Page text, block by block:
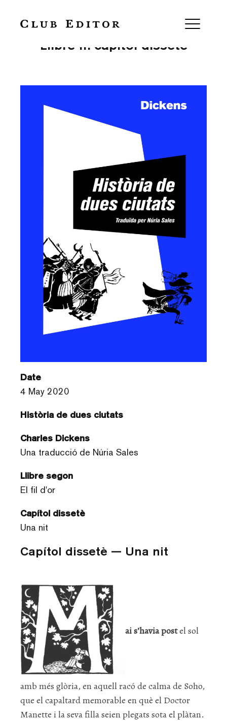
Història de dues ciutats —
Llibre II: capítol dissetè
Date
4 May 2020
Història de dues ciutats
Charles Dickens
Una traducció de Núria Sales
Llibre segon
El fil d'or
Capítol dissetè
Una nit
Capítol dissetè — Una nit
ai s’havia postel sol
amb més glòria, en aquell racó de calma de Soho,
que el capaltard memorable en què el Doctor
Manette i la seva filla seien plegats sota el plàtan.